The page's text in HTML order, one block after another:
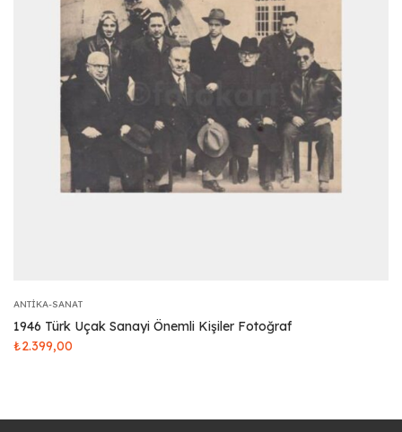
ANTIKA-SANAT
1946 Türk Uçak Sanayi Önemli Kişiler Fotoğraf
₺2.399,00